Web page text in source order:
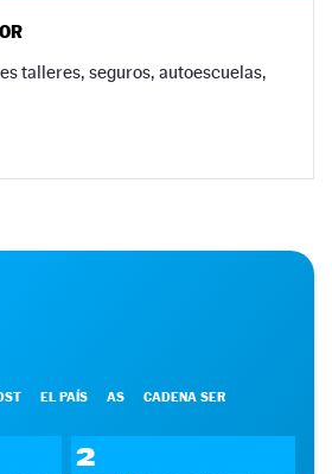
talleres, seguros, autoescuelas,
EL PAÍS AS CADENA SER
2